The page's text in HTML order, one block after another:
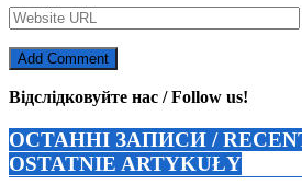
Відслідковуйте нас / Follow us!
ОСТАННІ ЗАПИСИ /
OSTATNIE ARTYKUŁY